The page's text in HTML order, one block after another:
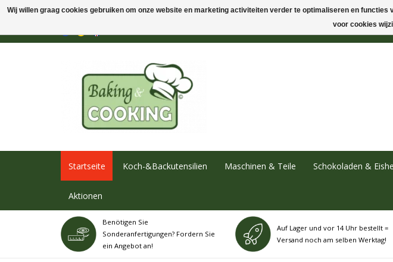
Startseite Koch-&Backutensilien Maschinen & Teile Schokoladen &
Aktionen
Benötigen Sie
Sonderanfertigungen? Fordern Sie
ein Angebot an!
Auf Lager und vor 14 Uhr bestellt =
Versand noch am selben Werktag!
Wij willen graag cookies gebruiken om onze website en marketing activiteiten verder te optimaliseren en
voor cookies